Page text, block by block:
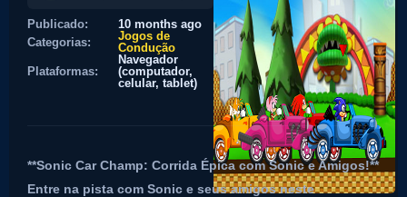
Publicado:
10 months ago
Categorias:
Jogos de
Condução
Plataformas:
Navegador
(computador,
celular, tablet)
**Sonic Car Champ: Corrida Épica com Sonic e Amigos!**
Entre na pista com Sonic e seus amigos neste